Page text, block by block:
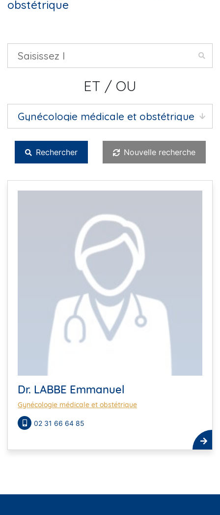
obstétrique
ET / OU
Rechercher Nouvelle recherche
Dr. LABBE Emmanuel
Gynécologie médicale et obstétrique
02 31 66 64 85